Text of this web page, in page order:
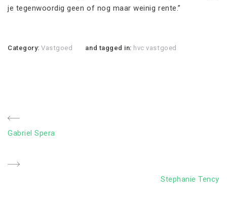
je tegenwoordig geen of nog maar weinig rente.”
Category:Vastgoed and tagged in: hvc vastgoed
Bericht
Previous
Gabriel Spera
Next
Stephanie Tency